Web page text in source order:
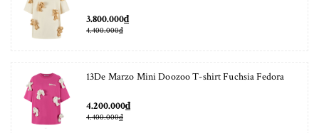
3.800.000₫
4.400.000₫
13De Marzo Mini Doozoo T-shirt Fuchsia Fedora
4.200.000₫
4.400.000₫